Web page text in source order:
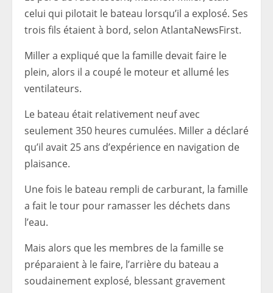
celui qui pilotait le bateau lorsqu’il a explosé. Ses
trois fils étaient à bord, selon AtlantaNewsFirst.
Miller a expliqué que la famille devait faire le
plein, alors il a coupé le moteur et allumé les
ventilateurs.
Le bateau était relativement neuf avec
seulement 350 heures cumulées. Miller a déclaré
qu’il avait 25 ans d’expérience en navigation de
plaisance.
Une fois le bateau rempli de carburant, la famille
a fait le tour pour ramasser les déchets dans
l’eau.
Mais alors que les membres de la famille se
préparaient à le faire, l’arrière du bateau a
soudainement explosé, blessant gravement